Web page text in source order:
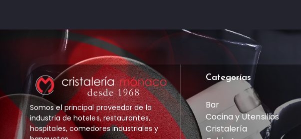
Somos el principal proveedor de la
industria de hoteles, restaurantes,
hospitales, comedores industriales y
Categorías
Bar
Cocina y Utensilios
Cristalería